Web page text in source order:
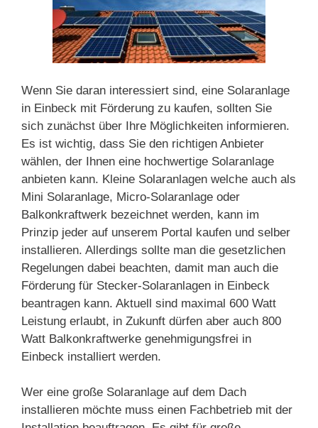
Wenn Sie daran interessiert sind, eine Solaranlage
in Einbeck mit Förderung zu kaufen, sollten Sie
sich zunächst über Ihre Möglichkeiten informieren.
Es ist wichtig, dass Sie den richtigen Anbieter
wählen, der Ihnen eine hochwertige Solaranlage
anbieten kann. Kleine Solaranlagen welche auch als
Mini Solaranlage, Micro-Solaranlage oder
Balkonkraftwerk bezeichnet werden, kann im
Prinzip jeder auf unserem Portal kaufen und selber
installieren. Allerdings sollte man die gesetzlichen
Regelungen dabei beachten, damit man auch die
Förderung für Stecker-Solaranlagen in Einbeck
beantragen kann. Aktuell sind maximal 600 Watt
Leistung erlaubt, in Zukunft dürfen aber auch 800
Watt Balkonkraftwerke genehmigungsfrei in
Einbeck installiert werden.
Wer eine große Solaranlage auf dem Dach
installieren möchte muss einen Fachbetrieb mit der